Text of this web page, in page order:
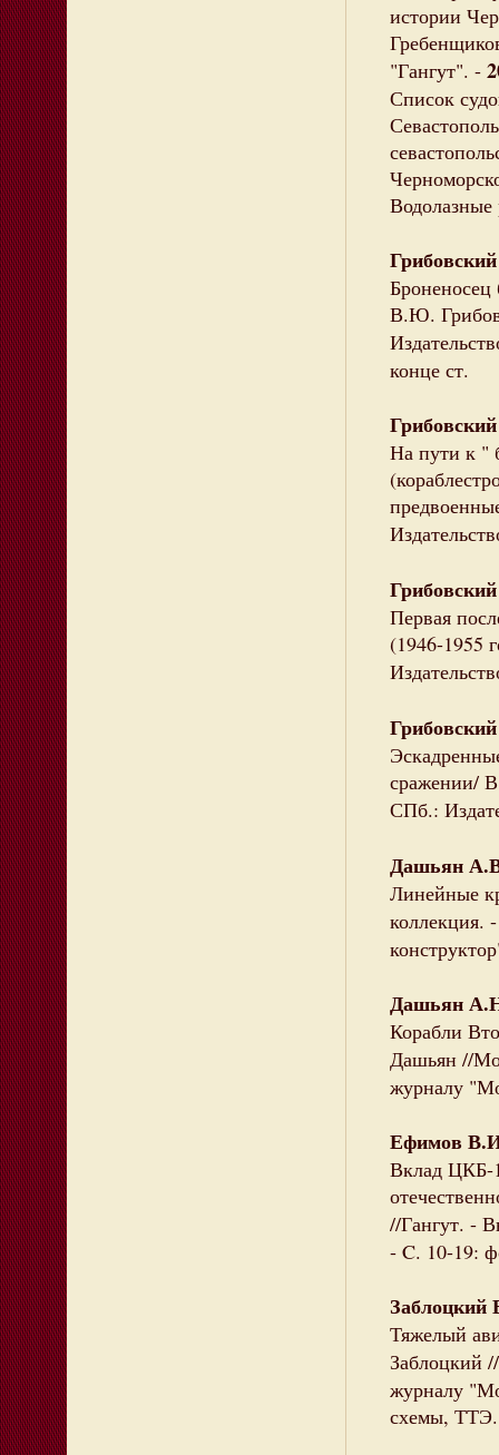
истории
"Гангут". -
Список
В.Ю.
конце ст.
На пути к "
Первая
(1946-1955
сражении/
СПб.:
Дашьян
Линейные
коллекция.
Дашьян
Корабли
Дашьян //
журналу
Ефимов
Вклад ЦКБ-
//Гангут. -
- C. 10-19:
Заблоцкий
Тяжелый
Заблоцкий
журналу
схемы,